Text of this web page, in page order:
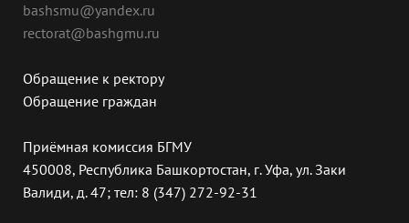
bashsmu@yandex.ru
rectorat@bashgmu.ru
Обращение к ректору
Обращение граждан
Приёмная комиссия БГМУ
450008, Республика Башкортостан, г. Уфа, ул. Заки
Валиди, д. 47; тел: 8 (347) 272-92-31